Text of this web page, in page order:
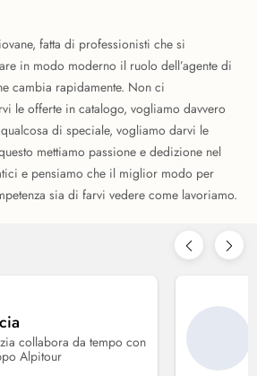
fatta di professionisti che si
in modo moderno il ruolo dell’agente di
cambia rapidamente. Non ci
le offerte in catalogo, vogliamo davvero
di speciale, vogliamo darvi le
mettiamo passione e dedizione nel
e pensiamo che il miglior modo per
sia di farvi vedere come lavoriamo.
collabora da tempo con
Alpitour